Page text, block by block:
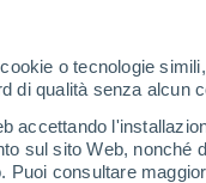
o tecnologie
di qualità senza alcun
accettando
sul sito Web, nonché
consultare
Stato di